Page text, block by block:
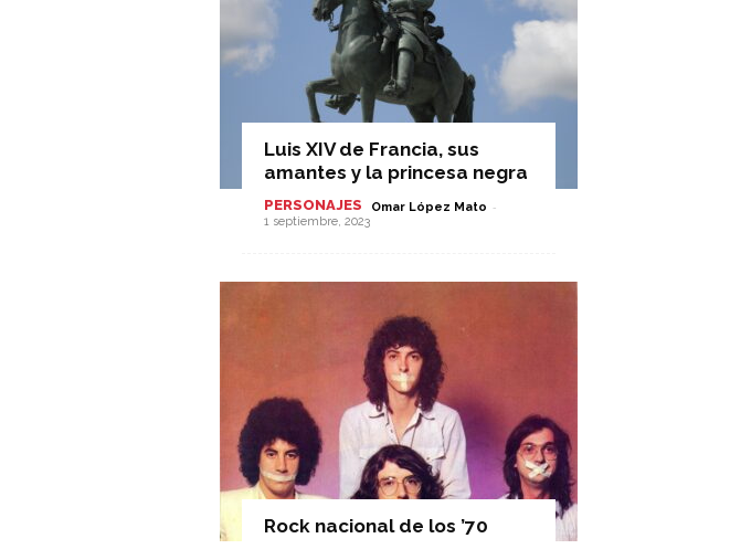
Luis XIV de Francia, sus
amantes y la princesa negra
PERSONAJES Omar López Mato -
1 septiembre, 2023
Rock nacional de los ’70